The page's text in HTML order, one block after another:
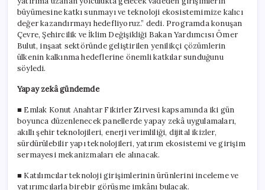
büyümesine katkı sunmayı ve teknoloji ekosistemimize kalıcı
değer kazandırmayı hedefliyoruz.” dedi. Programda konuşan
Çevre, Şehircilik ve İklim Değişikliği Bakan Yardımcısı Ömer
Bulut, inşaat sektöründe geliştirilen yenilikçi çözümlerin
ülkenin kalkınma hedeflerine önemli katkılar sunduğunu
söyledi.
Yapay zekâ gündemde
■ Emlak Konut Anahtar Fikirler Zirvesi kapsamında iki gün
boyunca düzenlenecek panellerde yapay zekâ uygulamaları,
akıllı şehir teknolojileri, enerji verimliliği, dijital ikizler,
sürdürülebilir yapı teknolojileri, yatırım ekosistemi ve girişim
sermayesi mekanizmaları ele alınacak.
■ Katılımcılar teknoloji girişimlerinin ürünlerini inceleme ve
yatırımcılarla birebir görüşme imkânı bulacak.